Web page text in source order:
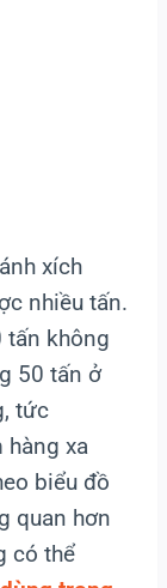
xích
nhiều tấn.
tấn không
50 tấn ở
tức
hàng xa
biểu đồ
quan hơn
có thể